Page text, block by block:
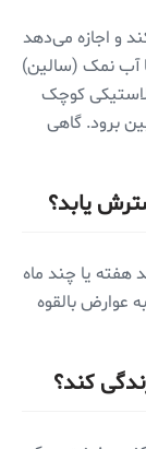
و اجازه می‌دهد
آب نمک (سالین)
کوچک
برود. گاهی
یابد؟
هفته یا چند ماه
عوارض بالقوه
کند؟